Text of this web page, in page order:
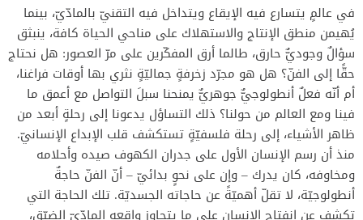
في عالمٍ يتسارع فيه الإيقاع ويتداخل فيه التقنيّ بالمادّيّ، بينما
يُهيمن منطق الإنتاج والاستهلاك على مناحي الحياة كافة، ينبثق
سؤالٌ وجوديٌّ حارق، طالما أرق المفكّرين على مرّ العصور: هل نحتاج
حقًّا إلى الفنّ؟ هل هو مجرّد زخرفةٍ جماليّةٍ نثري بها أوقات فراغنا،
أم أنّه فعلٌ أنطولوجيٌّ جوهريٌّ يمنحنا سبلَ التواصل مع أعمق ما
فينا ومع العالم من حولنا؟ ذلك التساؤل يدعونا إلى رحلةٍ أبعد من
ظاهر الأشياء، إلى رحلة فلسفيّةٍ تستكشف قلب الإبداع الإنسانيّ.
منذ أن رسم الإنسان الأول على جدران الكهوف صيده وأحلامه
ومخاوفه، كان يدرك – وإن على نحوٍ بدائيّ – أنّ الفنّ حاجةٌ
أنطولوجيّة، لا تقلّ أهميّةً عن حاجاته الجسديّة. تلك الحاجة التي
تكشف عن انفتاح الإنسان على ما يتجاوز واقعه المادّيّ الضيّق،